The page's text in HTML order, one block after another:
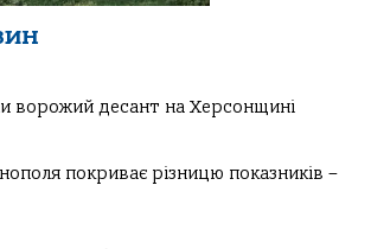
ворожий десант на Херсонщині
покриває різницю показників –